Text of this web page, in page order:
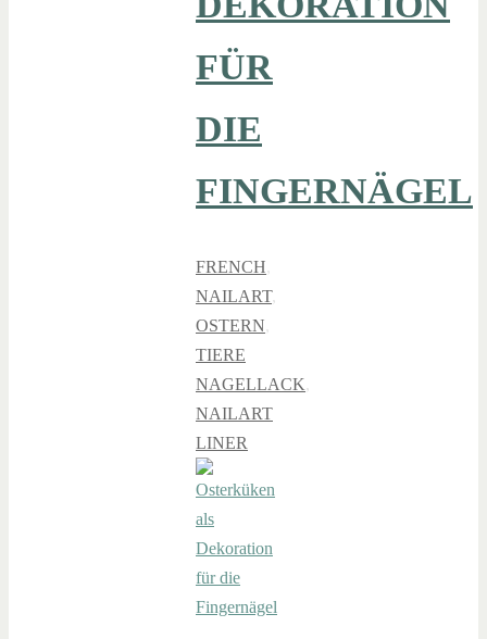
FÜR
DIE
FINGERNÄGEL
FRENCH,
NAILART,
OSTERN,
TIERE
NAGELLACK,
NAILART
LINER